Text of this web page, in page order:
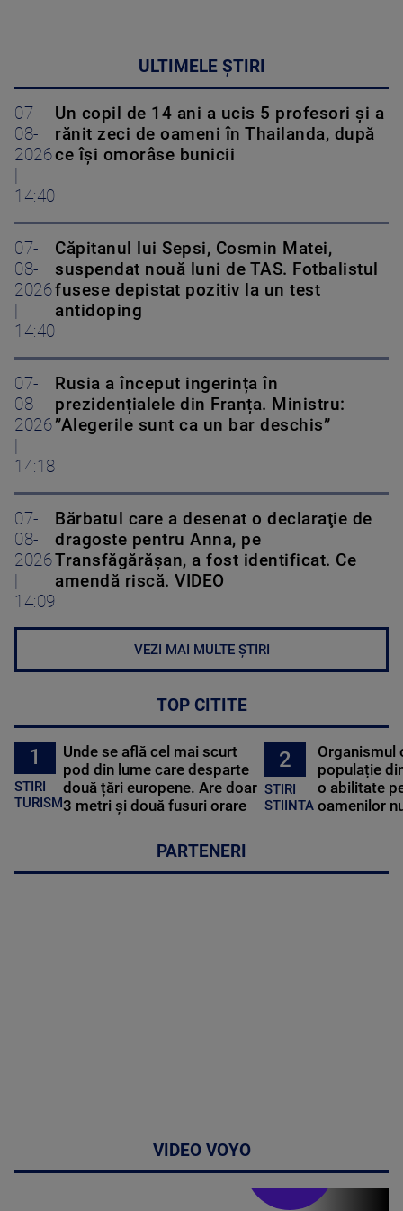
ULTIMELE ȘTIRI
07-
08-
2026
14:40
Un copil de 14 ani a ucis 5 profesori și a
rănit zeci de oameni în Thailanda, după
ce își omorâse bunicii
07-
08-
2026
14:40
Căpitanul lui Sepsi, Cosmin Matei,
suspendat nouă luni de TAS. Fotbalistul
fusese depistat pozitiv la un test
antidoping
07-
08-
2026
14:18
Rusia a început ingerința în
prezidențialele din Franța. Ministru:
”Alegerile sunt ca un bar deschis”
07-
08-
2026
14:09
Bărbatul care a desenat o declaraţie de
dragoste pentru Anna, pe
Transfăgărăşan, a fost identificat. Ce
amendă riscă. VIDEO
VEZI MAI MULTE ȘTIRI
TOP CITITE
1
STIRI
TURISM
Unde se află cel mai scurt
pod din lume care desparte
două țări europene. Are doar
3 metri și două fusuri orare
2
STIRI
STIINTA
Organismul
populație
o abilitate
oamenilor
PARTENERI
VIDEO VOYO